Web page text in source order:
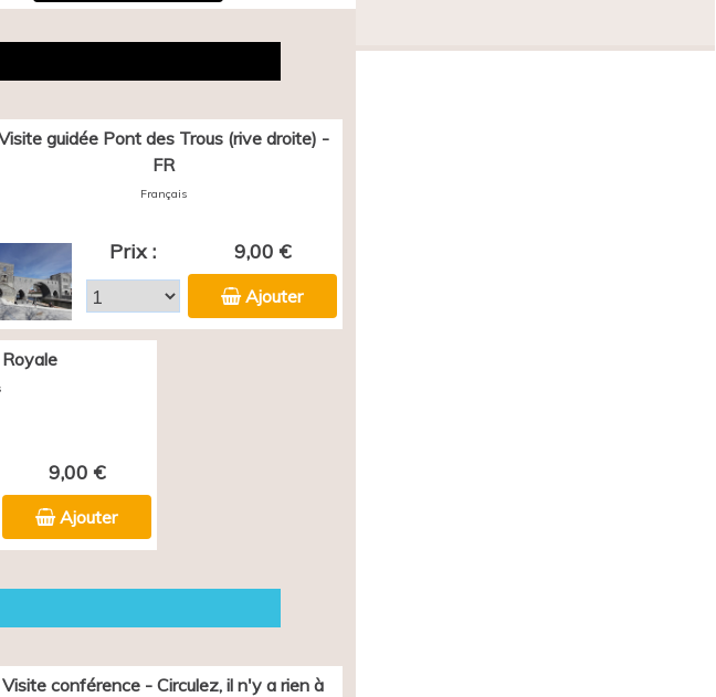
guidée Pont des Trous (rive droite) -
FR
Français
Prix : 9,00 €
Ajouter
9,00 €
Ajouter
Visite conférence - Circulez, il n'y a rien à